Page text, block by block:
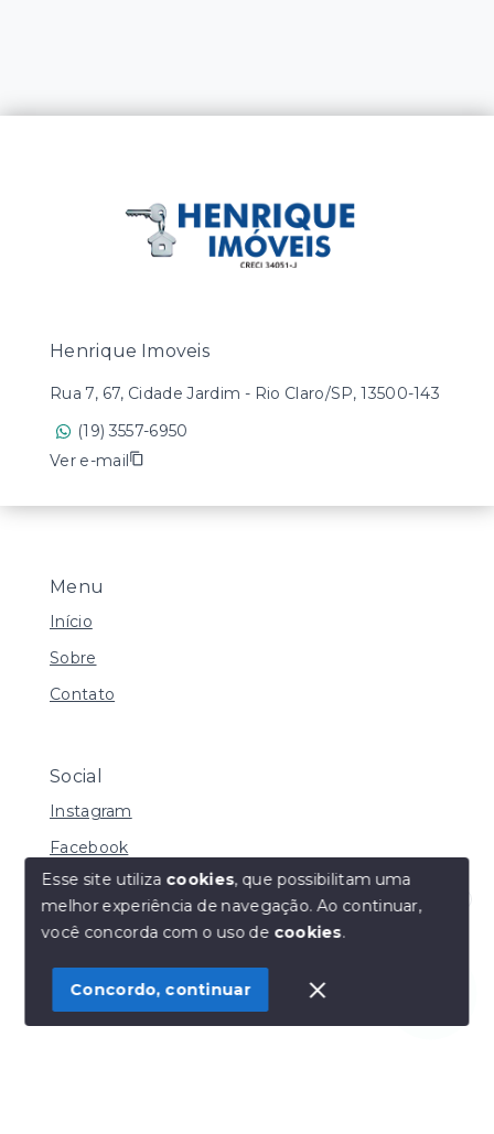
Olá! Estamos disponíveis para te ajudar.
Menu
Início
Sobre
Contato
Social
Instagram
Facebook
© Copyright 2026 - Henrique Imoveis - Todos os
SITE PARA IMOBILIARIA
Henrique Imoveis
Rua 7, 67, Cidade Jardim - Rio Claro/SP, 13500-143
(19) 3557-6950
Ver e-mail
Esse site utiliza cookies, que possibilitam uma
melhor experiência de navegação.Ao continuar,
você concorda com o uso de cookies.
Concordo, continuar